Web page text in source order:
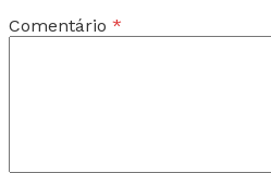
Comentário *